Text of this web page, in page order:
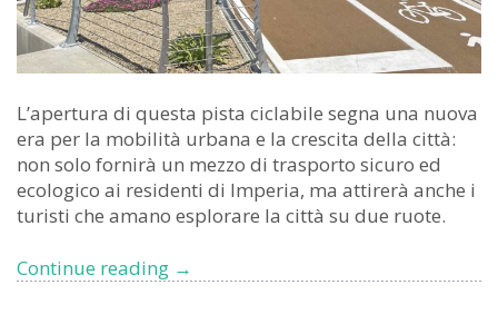
L’apertura di questa pista ciclabile segna una nuova
era per la mobilità urbana e la crescita della città:
non solo fornirà un mezzo di trasporto sicuro ed
ecologico ai residenti di Imperia, ma attirerà anche i
turisti che amano esplorare la città su due ruote.
Continue reading Imperia,
→